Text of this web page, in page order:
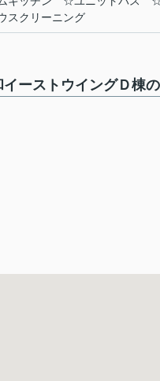
クリーニング
ーストウイングＤ棟